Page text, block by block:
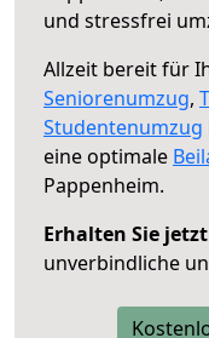
und stressfrei
Allzeit bereit für
Seniorenumzug,
Studentenumzug
eine optimale
Pappenheim.
Erhalten Sie jetzt
unverbindliche